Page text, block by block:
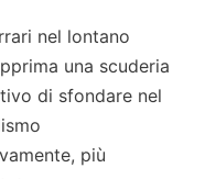
nel lontano
una scuderia
di sfondare nel
più